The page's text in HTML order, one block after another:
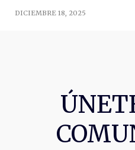
DICIEMBRE 18, 2025